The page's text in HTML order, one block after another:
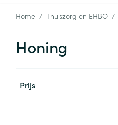
Home / Thuiszorg en EHBO /
Honing
Prijs